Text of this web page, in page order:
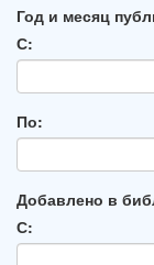
Год и месяц
С:
По:
Добавлено в
С: